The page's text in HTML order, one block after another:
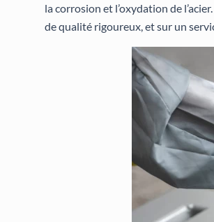
la corrosion et l’oxydation de
de qualité rigoureux, et sur un